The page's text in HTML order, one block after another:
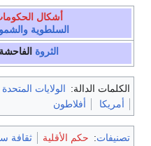
أشكال
السلطوية
الثروة الفاحشة
الكلمات الدالة: الولايات المتحدة
أمريكا
أفلاطون
تصنيفات: حكم الأقلية ثقافة